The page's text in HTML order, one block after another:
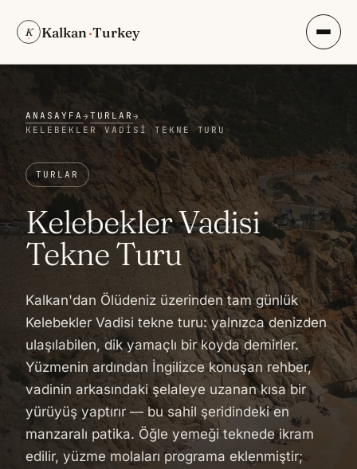
K Kalkan·Turkey
ANASAYFA → TURLAR →
KELEBEKLER VADISI TEKNE TURU
TURLAR
Kelebekler Vadisi
Tekne Turu
Kalkan'dan Ölüdeniz üzerinden tam günlük
Kelebekler Vadisi tekne turu: yalnızca denizden
ulaşılabilen, dik yamaçlı bir koyda demirler.
Yüzmenin ardından İngilizce konuşan rehber,
vadinin arkasındaki şelaleye uzanan kısa bir
yürüyüş yaptırır — bu sahil şeridindeki en
manzaralı patika. Öğle yemeği teknede ikram
edilir, yüzme molaları programa eklenmiştir;